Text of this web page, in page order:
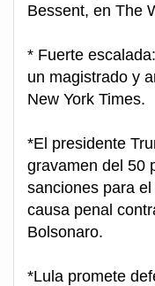
Bessent, en The
* Fuerte
un magistrado y
New York Times.
*El presidente
gravamen del 50
sanciones para
causa penal
Bolsonaro.
*Lula promete